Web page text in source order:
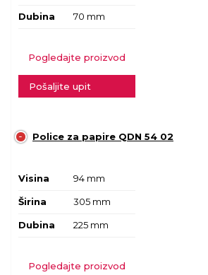
Dubina 70 mm
Pogledajte proizvod
Pošaljite upit
Police za papire QDN 54 02
Visina 94 mm
Širina 305 mm
Dubina 225 mm
Pogledajte proizvod